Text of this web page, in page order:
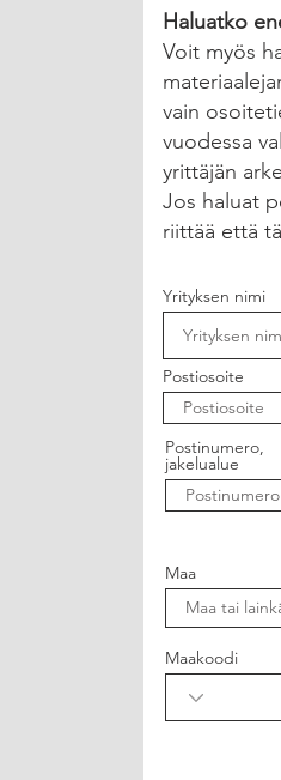
Haluatko
Voit myös
vain
vuodessa
yrittäjän
Jos haluat
riittää että
Yrityksen nimi
Postiosoite
Postinumero,
jakelualue
Maa
Maakoodi